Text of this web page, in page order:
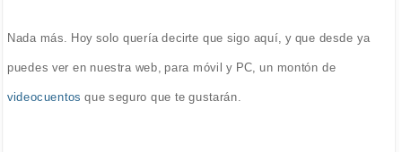
Nada más. Hoy solo quería decirte que sigo aquí, y que desde ya
puedes ver en nuestra web, para móvil y PC, un montón de
videocuentos que seguro que te gustarán.